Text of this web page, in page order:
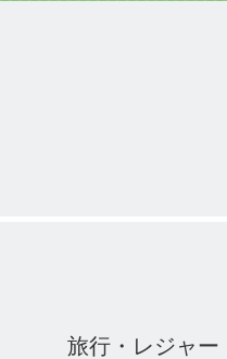
旅行・レジャー